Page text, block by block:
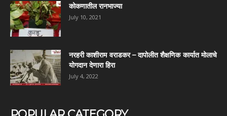
कोकणातील रानभाज्या
July 10, 2021
नरहरी काशीराम वराडकर – दापोलीत शैक्षणिक कार्यात मोलाचे
योगदान देणारा हिरा
July 4, 2022